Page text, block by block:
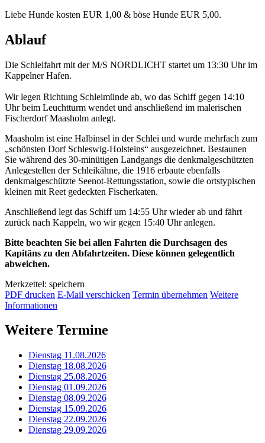
Liebe Hunde kosten EUR 1,00 & böse Hunde EUR 5,00.
Ablauf
Die Schleifahrt mit der M/S NORDLICHT startet um 13:30 Uhr im
Kappelner Hafen.
Wir legen Richtung Schleimünde ab, wo das Schiff gegen 14:10
Uhr beim Leuchtturm wendet und anschließend im malerischen
Fischerdorf Maasholm anlegt.
Maasholm ist eine Halbinsel in der Schlei und wurde mehrfach zum
„schönsten Dorf Schleswig-Holsteins“ ausgezeichnet. Bestaunen
Sie während des 30-minütigen Landgangs die denkmalgeschützten
Anlegestellen der Schleikähne, die 1916 erbaute ebenfalls
denkmalgeschützte Seenot-Rettungsstation, sowie die ortstypischen
kleinen mit Reet gedeckten Fischerkaten.
Anschließend legt das Schiff um 14:55 Uhr wieder ab und fährt
zurück nach Kappeln, wo wir gegen 15:40 Uhr anlegen.
Bitte beachten Sie bei allen Fahrten die Durchsagen des
Kapitäns zu den Abfahrtzeiten. Diese können gelegentlich
abweichen.
Merkzettel: speichern
PDF drucken E-Mail verschicken Termin übernehmen Weitere
Informationen
Weitere Termine
Dienstag 11.08.2026
Dienstag 18.08.2026
Dienstag 25.08.2026
Dienstag 01.09.2026
Dienstag 08.09.2026
Dienstag 15.09.2026
Dienstag 22.09.2026
Dienstag 29.09.2026